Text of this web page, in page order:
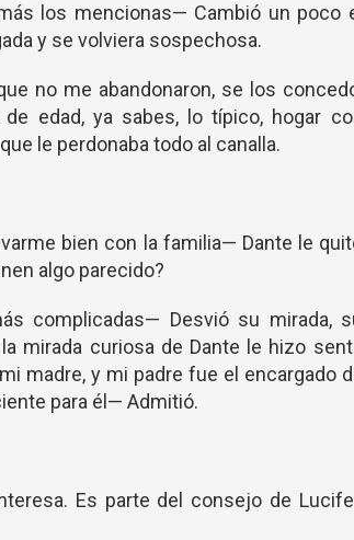
los mencionas— Cambió un poco
y se volviera sospechosa.
no me abandonaron, se los
edad, ya sabes, lo típico, hogar
le perdonaba todo al canalla.
bien con la familia— Dante le
algo parecido?
complicadas— Desvió su mirada,
mirada curiosa de Dante le hizo
madre, y mi padre fue el encargado
para él— Admitió.
Es parte del consejo de